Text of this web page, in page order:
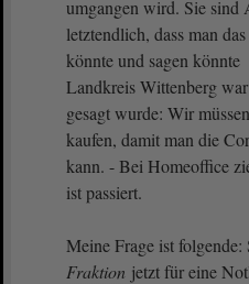
umgangen wird. Sie sind
letztendlich, dass man
könnte und sagen
Landkreis Wittenberg
gesagt wurde: Wir
kaufen, damit man die
kann. - Bei Homeoffice
ist passiert.
Meine Frage ist folgende:
Fraktion jetzt für eine